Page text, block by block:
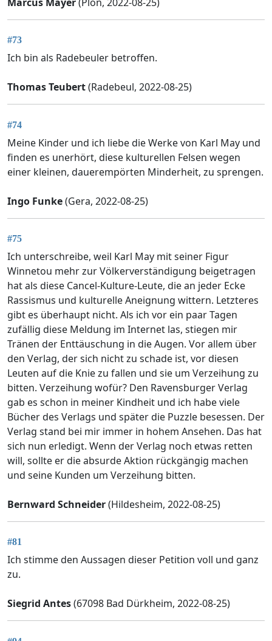
#73
Ich bin als Radebeuler betroffen.
Thomas Teubert(Radebeul, 2022-08-25)
#74
Meine Kinder und ich liebe die Werke von Karl May und
finden es unerhört, diese kulturellen Felsen wegen
einer kleinen, dauerempörten Minderheit, zu sprengen.
Ingo Funke(Gera, 2022-08-25)
#75
Ich unterschreibe, weil Karl May mit seiner Figur
Winnetou mehr zur Völkerverständigung beigetragen
hat als diese Cancel-Kulture-Leute, die an jeder Ecke
Rassismus und kulturelle Aneignung wittern. Letzteres
gibt es überhaupt nicht. Als ich vor ein paar Tagen
zufällig diese Meldung im Internet las, stiegen mir
Tränen der Enttäuschung in die Augen. Vor allem über
den Verlag, der sich nicht zu schade ist, vor diesen
Leuten auf die Knie zu fallen und sie um Verzeihung zu
bitten. Verzeihung wofür? Den Ravensburger Verlag
gab es schon in meiner Kindheit und ich habe viele
Bücher des Verlags und später die Puzzle besessen. Der
Verlag stand bei mir immer in hohem Ansehen. Das hat
sich nun erledigt. Wenn der Verlag noch etwas retten
will, sollte er die absurde Aktion rückgängig machen
und seine Kunden um Verzeihung bitten.
Bernward Schneider(Hildesheim, 2022-08-25)
#81
Ich stimme den Aussagen dieser Petition voll und ganz
zu.
Siegrid Antes(67098 Bad Dürkheim, 2022-08-25)